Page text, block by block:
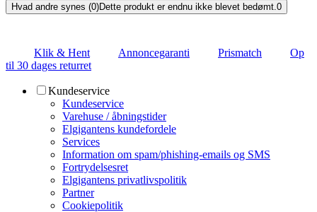
Hvad andre synes (0)Dette produkt er endnu ikke blevet bedømt. 0
Klik & Hent Annoncegaranti Prismatch
Op
til 30 dages returret
Kundeservice
Kundeservice
Varehuse / åbningstider
Elgigantens kundefordele
Services
Information om spam/phishing-emails og SMS
Fortrydelsesret
Elgigantens privatlivspolitik
Partner
Cookiepolitik